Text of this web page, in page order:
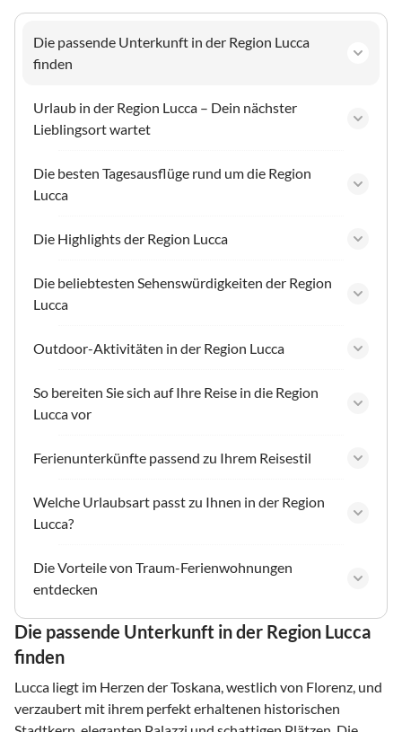
Die passende Unterkunft in der Region Lucca
finden
Urlaub in der Region Lucca – Dein nächster
Lieblingsort wartet
Die besten Tagesausflüge rund um die Region
Lucca
Die Highlights der Region Lucca
Die beliebtesten Sehenswürdigkeiten der Region
Lucca
Outdoor-Aktivitäten in der Region Lucca
So bereiten Sie sich auf Ihre Reise in die Region
Lucca vor
Ferienunterkünfte passend zu Ihrem Reisestil
Welche Urlaubsart passt zu Ihnen in der Region
Lucca?
Die Vorteile von Traum-Ferienwohnungen
entdecken
Die passende Unterkunft in der Region Lucca
finden
Lucca liegt im Herzen der Toskana, westlich von Florenz, und
verzaubert mit ihrem perfekt erhaltenen historischen